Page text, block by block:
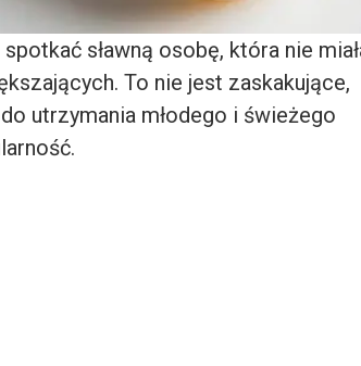
sławną osobę, która nie
To nie jest zaskakujące,
utrzymania młodego i świeżego